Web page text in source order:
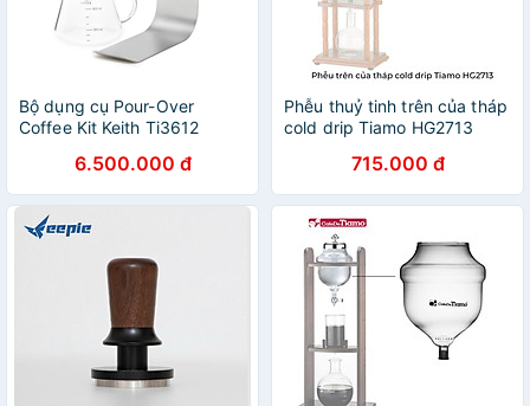
Bộ dụng cụ Pour-Over
Coffee Kit Keith Ti3612
6.500.000 đ
Phễu thuỷ tinh trên của tháp
cold drip Tiamo HG2713
715.000 đ